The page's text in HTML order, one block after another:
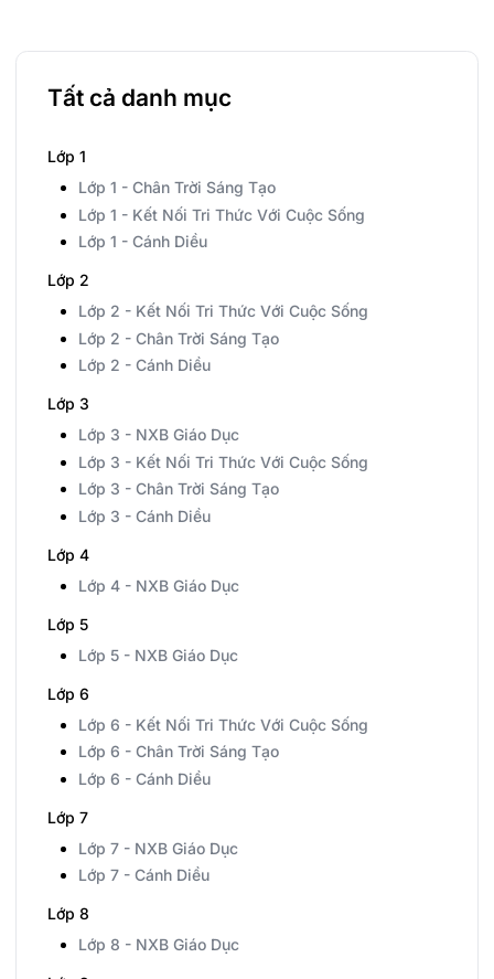
Tất cả danh mục
Lớp 1
Lớp 1 - Chân Trời Sáng Tạo
Lớp 1 - Kết Nối Tri Thức Với Cuộc Sống
Lớp 1 - Cánh Diều
Lớp 2
Lớp 2 - Kết Nối Tri Thức Với Cuộc Sống
Lớp 2 - Chân Trời Sáng Tạo
Lớp 2 - Cánh Diều
Lớp 3
Lớp 3 - NXB Giáo Dục
Lớp 3 - Kết Nối Tri Thức Với Cuộc Sống
Lớp 3 - Chân Trời Sáng Tạo
Lớp 3 - Cánh Diều
Lớp 4
Lớp 4 - NXB Giáo Dục
Lớp 5
Lớp 5 - NXB Giáo Dục
Lớp 6
Lớp 6 - Kết Nối Tri Thức Với Cuộc Sống
Lớp 6 - Chân Trời Sáng Tạo
Lớp 6 - Cánh Diều
Lớp 7
Lớp 7 - NXB Giáo Dục
Lớp 7 - Cánh Diều
Lớp 8
Lớp 8 - NXB Giáo Dục